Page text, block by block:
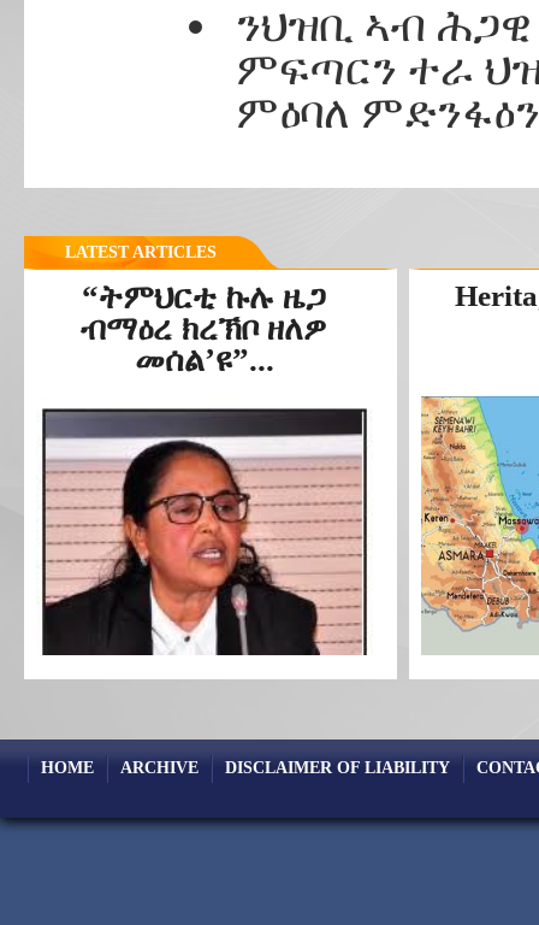
ንህዝቢ ኣብ
ምፍጣርን ተራ
ምዕባለ
LATEST ARTICLES
“ትምህርቲ ኩሉ ዜጋ
ብማዕረ ክረኽቦ ዘለዎ
መሰል’ዩ”...
HOME ARCHIVE DISCLAIMER OF LIABILITY